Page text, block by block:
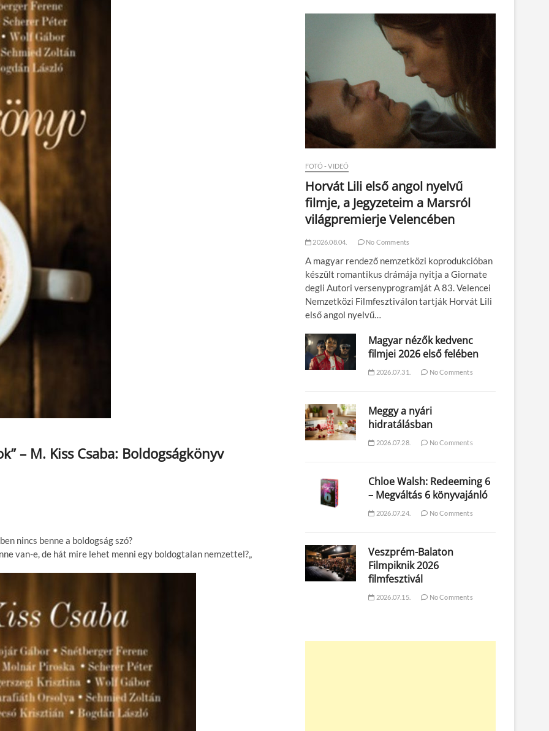
– M. Kiss Csaba: Boldogságkönyv
nincs benne a boldogság szó?
van-e, de hát mire lehet menni egy boldogtalan nemzettel?„
FOTÓ - VIDEÓ
Horvát Lili első angol nyelvű
filmje, a Jegyzeteim a Marsról
világpremierje Velencében
2026.08.04. No Comments
A magyar rendező nemzetközi koprodukcióban
készült romantikus drámája nyitja a Giornate
degli Autori versenyprogramját A 83. Velencei
Nemzetközi Filmfesztiválon tartják Horvát Lili
első angol nyelvű…
Magyar nézők kedvenc
filmjei 2026 első felében
2026.07.31. No Comments
Meggy a nyári
hidratálásban
2026.07.28. No Comments
Chloe Walsh: Redeeming 6
– Megváltás 6 könyvajánló
2026.07.24. No Comments
Veszprém-Balaton
Filmpiknik 2026
filmfesztivál
2026.07.15. No Comments